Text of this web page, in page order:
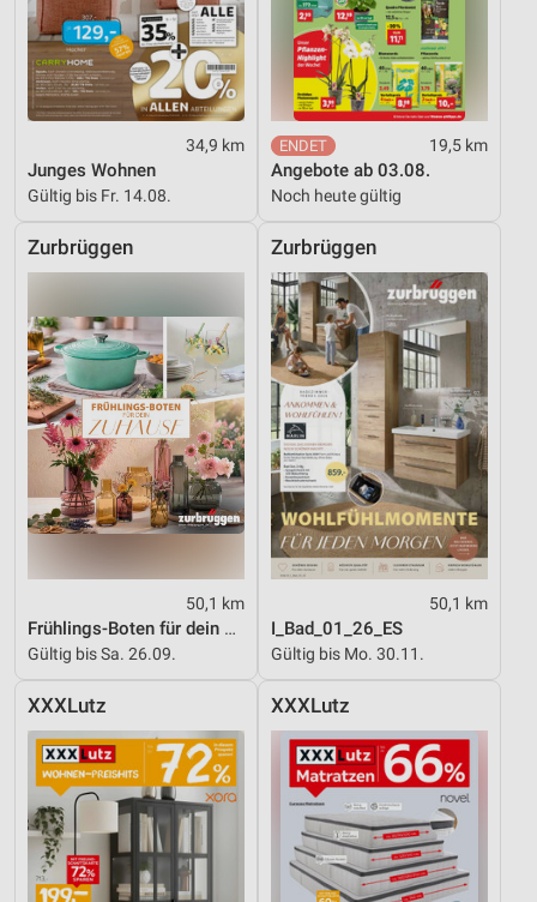
34,9 km
Junges Wohnen
Gültig bis Fr. 14.08.
19,5 km
Angebote ab 03.08.
Noch heute gültig
Zurbrüggen
50,1 km
Frühlings-Boten für dein Zuhause
Gültig bis Sa. 26.09.
Zurbrüggen
50,1 km
I_Bad_01_26_ES
Gültig bis Mo. 30.11.
XXXLutz XXXLutz